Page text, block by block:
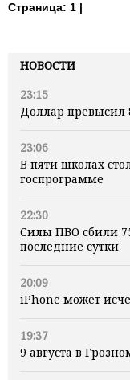
НОВОСТИ
23:15
Доллар превысил
23:06
В пяти школах
госпрограмме
22:30
Силы ПВО сбили
последние сутки
20:09
iPhone может
19:37
9 августа в
Страница: 1 |